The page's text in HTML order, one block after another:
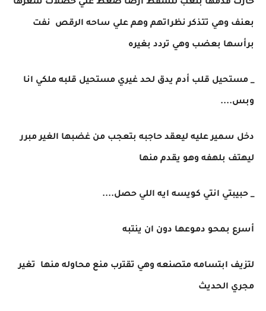
خارت قدمها بتعب لتسقط ارضا ضغط علي خصلات شعرها
بعنف وهي تتذكر نظراتهم وهم علي ساحه الرقص نفت
برأسها بعضب وهي تردد بغيره
_ مستحيل قلب أدم يدق لحد غيري مستحيل قلبه ملكي انا
وبس....
دخل سمير عليه ليعقد حاجبه بتعجب من غضبها الغير مبرر
ليهتف بلهفه وهو يقدم منها
_ حبيبتي انتي كويسه ايه اللي حصل....
أسرع بمحو دموعها دون ان ينتبه
لتزيف ابتسامه متصنعه وهي تقترب منع محاوله منها تغير
مجري الحديث